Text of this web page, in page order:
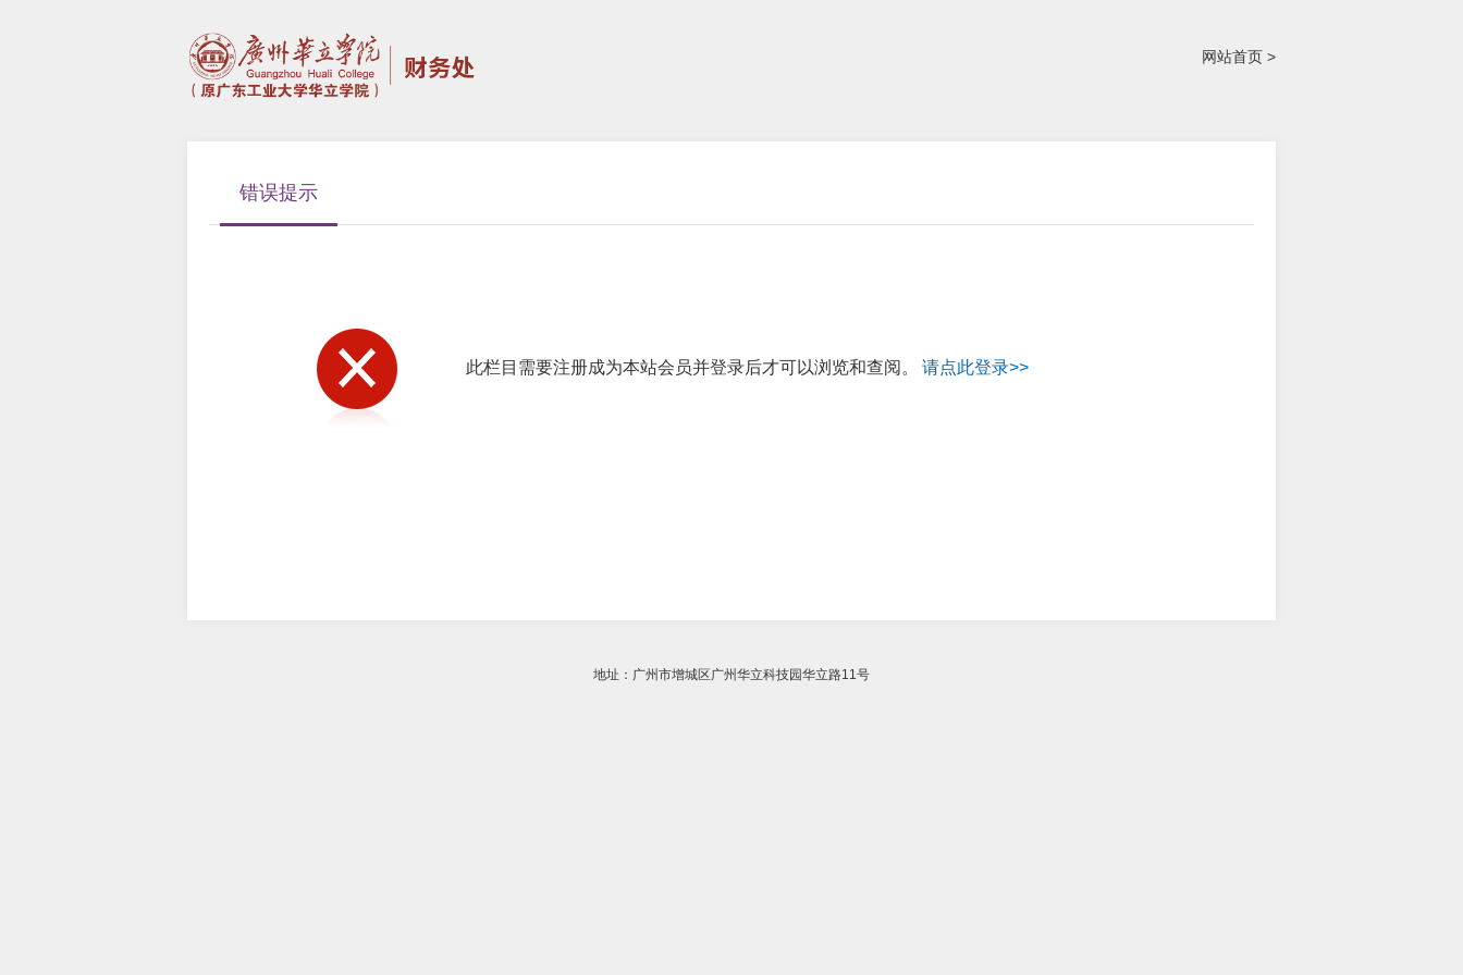
网站首页 >
错误提示
此栏目需要注册成为本站会员并登录后才可以浏览和查阅。 请点此登录>>
地址：广州市增城区广州华立科技园华立路11号